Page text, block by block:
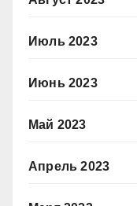
Июль 2023
Июнь 2023
Май 2023
Апрель 2023